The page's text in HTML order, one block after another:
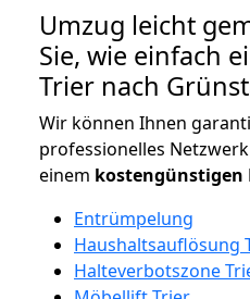
Umzug leicht
Sie, wie einfach
Trier nach
Wir können Ihnen
professionelles
einem kostengünstigen
Entrümpelung
Haushaltsauflösung
Halteverbotszone